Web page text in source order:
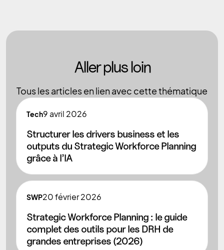
Aller plus loin
Tous les articles en lien avec cette thématique
Tech9 avril 2026
Structurer les drivers business et les
outputs du Strategic Workforce Planning
grâce à l’IA
SWP20février 2026
Strategic Workforce Planning : le guide
complet des outils pour les DRH de
grandes entreprises (2026)